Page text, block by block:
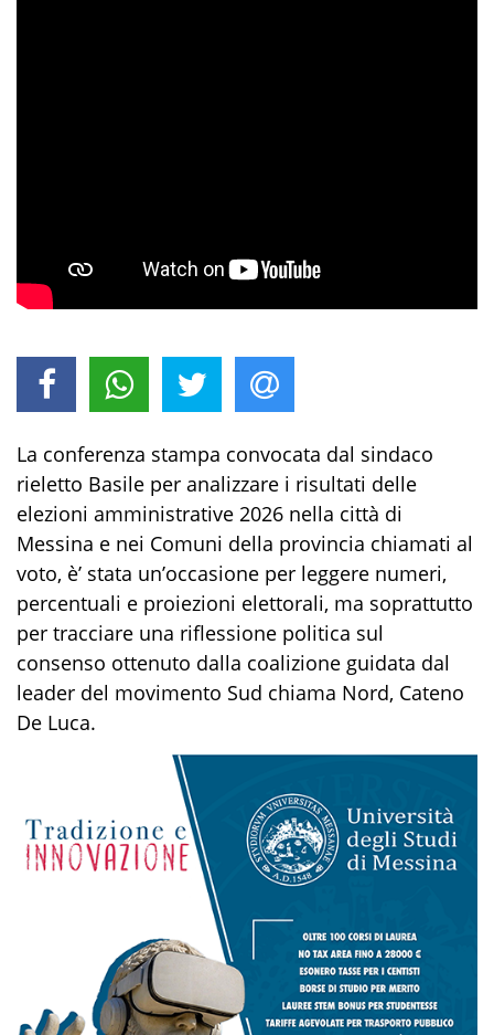
La conferenza stampa convocata dal sindaco
rieletto Basile per analizzare i risultati delle
elezioni amministrative 2026 nella città di
Messina e nei Comuni della provincia chiamati al
voto, è’ stata un’occasione per leggere numeri,
percentuali e proiezioni elettorali, ma soprattutto
per tracciare una riflessione politica sul
consenso ottenuto dalla coalizione guidata dal
leader del movimento Sud chiama Nord, Cateno
De Luca.